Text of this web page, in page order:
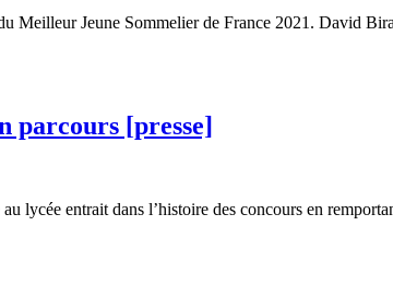
Meilleur Jeune Sommelier de France 2021. David
parcours [presse]
lycée entrait dans l’histoire des concours en